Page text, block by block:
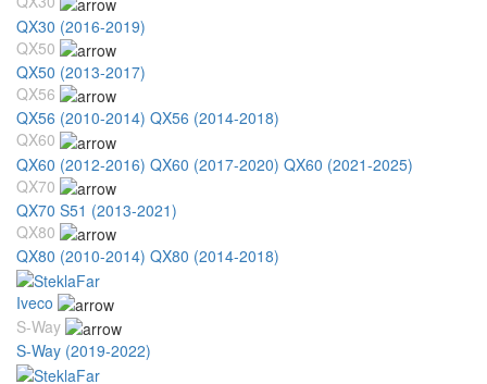
QX30 (2016-2019)
QX50
QX50 (2013-2017)
QX56
QX56 (2010-2014) QX56 (2014-2018)
QX60
QX60 (2012-2016) QX60 (2017-2020) QX60 (2021-2025)
QX70
QX70 S51 (2013-2021)
QX80
QX80 (2010-2014) QX80 (2014-2018)
Iveco
S-Way
S-Way (2019-2022)